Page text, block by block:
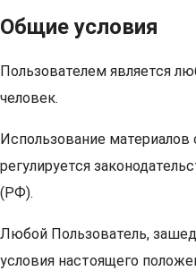
Общие условия
Пользователем является
человек.
Использование материалов
регулируется
(РФ).
Любой Пользователь,
условия настоящего